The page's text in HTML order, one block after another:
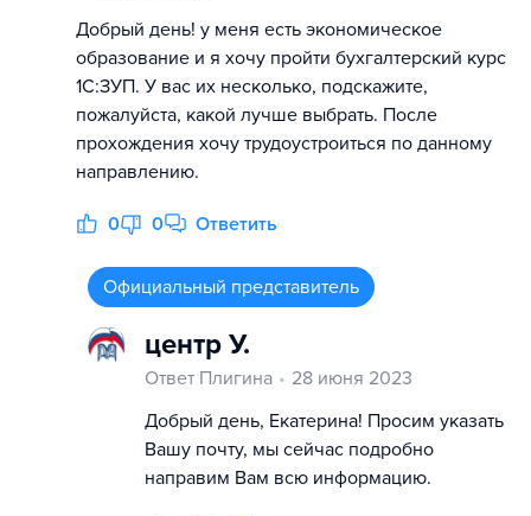
Добрый день! у меня есть экономическое
образование и я хочу пройти бухгалтерский курс
1С:ЗУП. У вас их несколько, подскажите,
пожалуйста, какой лучше выбрать. После
прохождения хочу трудоустроиться по данному
направлению.
0 0 Ответить
Официальный представитель
центр У.
Ответ Плигина
28 июня 2023
Добрый день, Екатерина! Просим указать
Вашу почту, мы сейчас подробно
направим Вам всю информацию.